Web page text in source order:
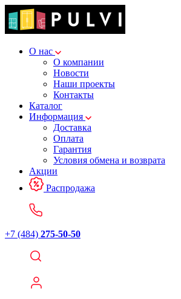
О нас
О компании
Новости
Наши проекты
Контакты
Каталог
Информация
Доставка
Оплата
Гарантия
Условия обмена и возврата
Акции
Распродажа
+7 (484) 275-50-50